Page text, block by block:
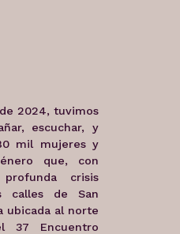
2024, tuvimos
escuchar, y
mil mujeres y
que, con
crisis
calles de San
ubicada al norte
37 Encuentro